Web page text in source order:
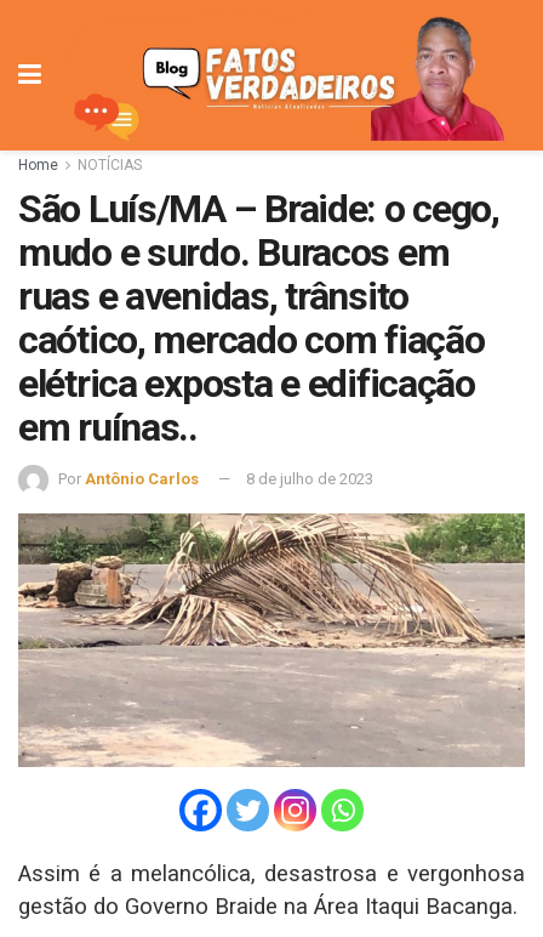
Home NOTÍCIAS
São Luís/MA – Braide: o cego,
mudo e surdo. Buracos em
ruas e avenidas, trânsito
caótico, mercado com fiação
elétrica exposta e edificação
em ruínas..
Por Antônio Carlos 8 de julho de 2023
Assim é a melancólica, desastrosa e vergonhosa
gestão do Governo Braide na Área Itaqui Bacanga.